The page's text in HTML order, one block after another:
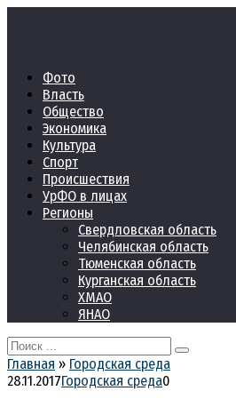
Фото
Власть
Общество
Экономика
Культура
Спорт
Происшествия
УрФО в лицах
Регионы
Свердловская область
Челябинская область
Тюменская область
Курганская область
ХМАО
ЯНАО
Search
for:
Главная » Городская среда
28.11.2017Городская среда0